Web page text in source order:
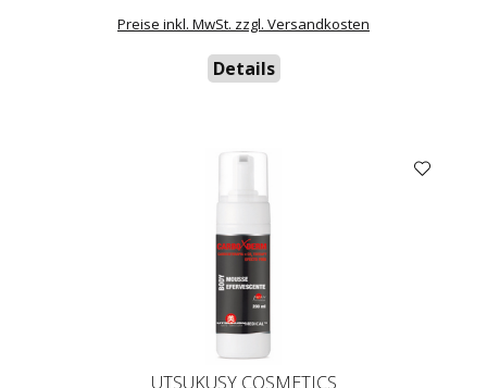
Preise inkl. MwSt. zzgl. Versandkosten
Details
UTSUKUSY COSMETICS